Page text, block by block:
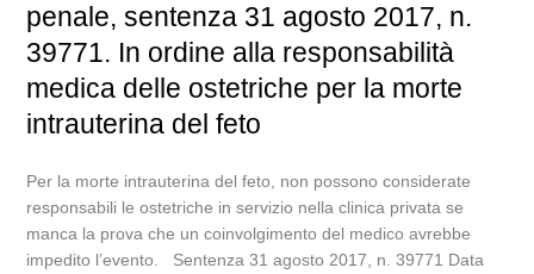
penale, sentenza 31 agosto 2017, n.
39771. In ordine alla responsabilità
medica delle ostetriche per la morte
intrauterina del feto
Per la morte intrauterina del feto, non possono considerate
responsabili le ostetriche in servizio nella clinica privata se
manca la prova che un coinvolgimento del medico avrebbe
impedito l’evento. Sentenza 31 agosto 2017, n. 39771 Data